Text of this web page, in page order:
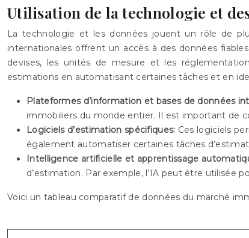
Utilisation de la technologie et
La technologie et les données jouent un rôle de
internationales offrent un accès à des données
devises, les unités de mesure et les
estimations en automatisant certaines tâches et en
Plateformes d’information et bases de données
immobiliers du monde entier. Il est important de
Logiciels d’estimation spécifiques: Ces logiciels
également automatiser certaines tâches
Intelligence artificielle et apprentissage
d’estimation. Par exemple, l’IA peut être utilisée
Voici un tableau comparatif de données du marché